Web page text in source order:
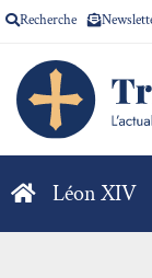
Recherche
Léon XIV